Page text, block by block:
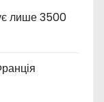
лише 3500